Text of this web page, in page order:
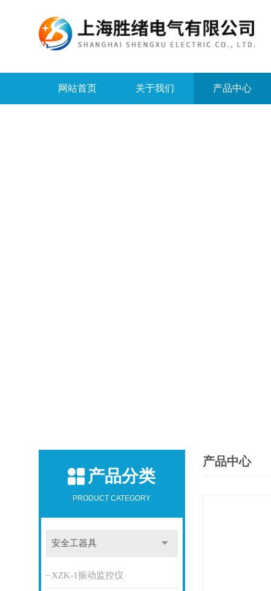
网站首页 关于我们 产品中心
产品分类
PRODUCT CATEGORY
安全工器具
XZK-1振动监控仪
产品中心